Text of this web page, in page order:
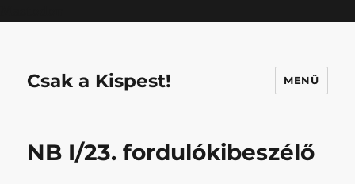
Csak a Kispest! MENÜ
NB I/23. fordulókibeszélő